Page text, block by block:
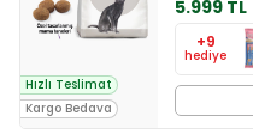
Hızlı Teslimat
Kargo Bedava
5.999 TL
+9
hediye